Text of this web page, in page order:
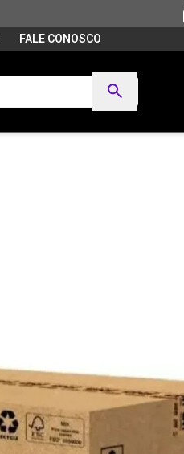
FALE CONOSCO